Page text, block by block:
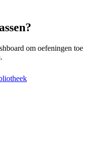
om oefeningen toe